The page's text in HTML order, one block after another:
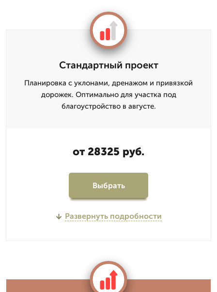
Стандартный проект
Планировка с уклонами, дренажом и привязкой
дорожек. Оптимально для участка под
благоустройство в августе.
от 28325 руб.
Выбрать
Развернуть подробности